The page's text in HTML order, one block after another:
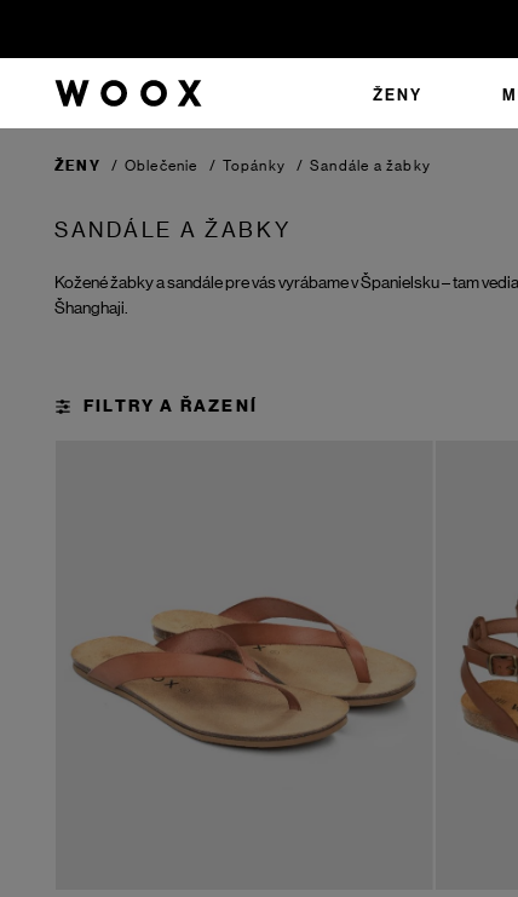
ŽENY
ŽENY / Oblečenie / Topánky / Sandále a žabky
SANDÁLE A ŽABKY
Kožené žabky a sandále pre vás vyrábame v Španielsku – tam
Šhanghaji.